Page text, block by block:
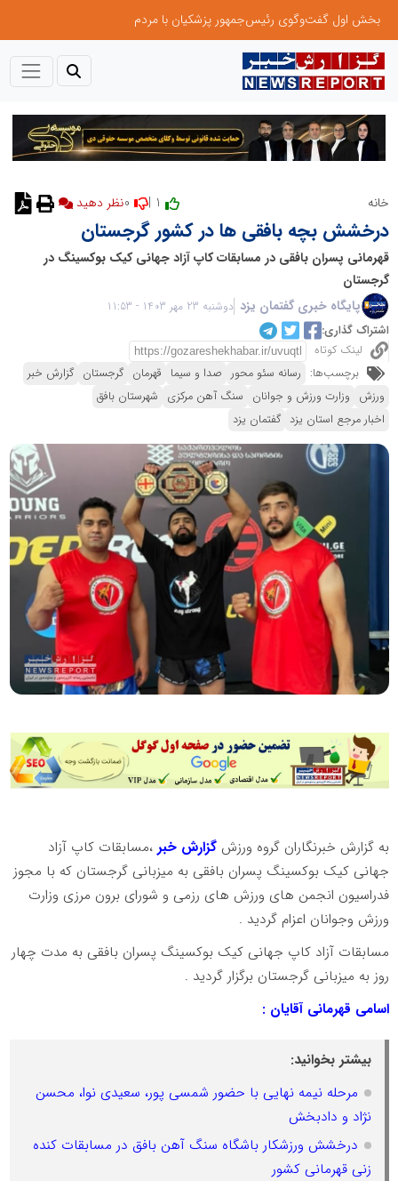
بخش اول گفت‌وگوی رئیس‌جمهور پزشکیان با مردم
خانه
درخشش بچه بافقی ها در کشور گرجستان
قهرمانی پسران بافقی در مسابقات کاپ آزاد جهانی کیک بوکسینگ در
گرجستان
پایگاه خبری گفتمان یزد دوشنبه 23 مهر 1403 - 11:53
اشتراک گذاری:
لینک کوتاه
برچسب‌ها: رسانه سئو محور صدا و سیما قهرمان گرجستان گزارش خبر
ورزش وزارت ورزش و جوانان سنگ آهن مرکزی شهرستان بافق
اخبار مرجع استان یزد گفتمان یزد
به گزارش خبرنگاران گروه ورزشگزارش خبر،مسابقات کاپ آزاد
جهانی کیک بوکسینگ پسران بافقی به میزبانی گرجستان که با مجوز
فدراسیون انجمن های ورزش های رزمی و شورای برون مرزی وزارت
ورزش و‌جوانان اعزام گردید .
مسابقات آزاد کاپ جهانی کیک بوکسینگ پسران بافقی به مدت چهار
روز به میزبانی گرجستان برگزار گردید .
اسامی قهرمانی آقایان :
بیشتر بخوانید:
مرحله نیمه نهایی با حضور شمسی پور، سعیدی نوا، محسن
نژاد و دادبخش
درخشش ورزشکار باشگاه سنگ آهن بافق در مسابقات کنده
زنی قهرمانی کشور